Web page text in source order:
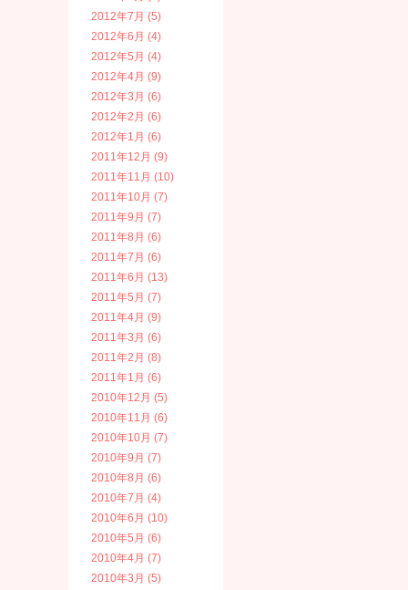
2012年7月 (5)
2012年6月 (4)
2012年5月 (4)
2012年4月 (9)
2012年3月 (6)
2012年2月 (6)
2012年1月 (6)
2011年12月 (9)
2011年11月 (10)
2011年10月 (7)
2011年9月 (7)
2011年8月 (6)
2011年7月 (6)
2011年6月 (13)
2011年5月 (7)
2011年4月 (9)
2011年3月 (6)
2011年2月 (8)
2011年1月 (6)
2010年12月 (5)
2010年11月 (6)
2010年10月 (7)
2010年9月 (7)
2010年8月 (6)
2010年7月 (4)
2010年6月 (10)
2010年5月 (6)
2010年4月 (7)
2010年3月 (5)